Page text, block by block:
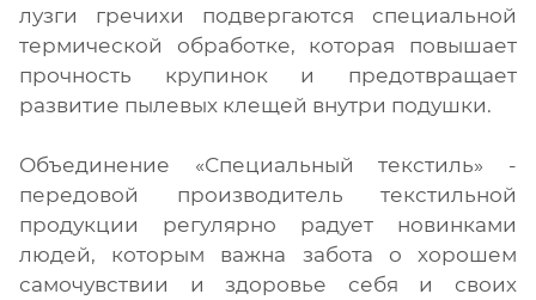
лузги гречихи подвергаются специальной
термической обработке, которая повышает
прочность крупинок и предотвращает
развитие пылевых клещей внутри подушки.
Объединение «Специальный текстиль» -
передовой производитель текстильной
продукции регулярно радует новинками
людей, которым важна забота о хорошем
самочувствии и здоровье себя и своих